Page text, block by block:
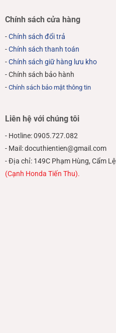
Chính sách cửa hàng
-Chính sách đổi trả
-Chính sách thanh toán
-Chính sách giữ hàng lưu kho
- Chính sách bảo hành
- Chính sách bảo mật thông tin
Liên hệ với chúng tôi
- Hotline: 0905.727.082
- Mail: docuthientien@gmail.com
- Địa chỉ: 149C Phạm Hùng, Cẩm
(Cạnh Honda Tiến Thu).